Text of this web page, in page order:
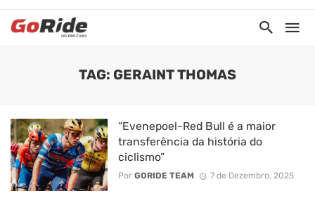
TAG: GERAINT THOMAS
“Evenepoel-Red Bull é a maior
transferência da história do
ciclismo”
Por GORIDE TEAM 7 de Dezembro, 2025